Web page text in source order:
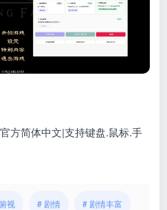
方简体中文|支持键盘.鼠标.手
视 # 剧情 # 剧情丰富